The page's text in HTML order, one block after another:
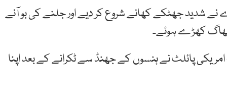
نے شدید جھٹکے کھانے شروع کر دیے اور جلنے کی بو آنے
بھاگ کھڑے ہوئے۔
واقعہ یاد آ گیا جب امریکی پائلٹ نے ہنسوں کے جھنڈ سے ٹکرانے کے بعد اپنا